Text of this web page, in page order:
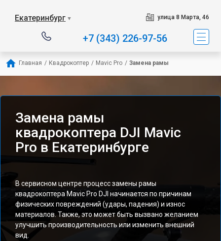
Екатеринбург ▼ улица 8 Марта, 46
+7 (343) 226-97-56
Главная / Квадрокоптер / Mavic Pro / Замена рамы
Замена рамы
квадрокоптера DJI Mavic
Pro в Екатеринбурге
В сервисном центре процесс замены рамы
квадрокоптера Mavic Pro DJI начинается по причинам
физических повреждений (удары, падения) и износ
материалов. Также, это может быть вызвано желанием
улучшить производительность или изменить внешний
вид.